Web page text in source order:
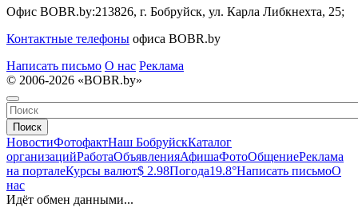
Офис BOBR.by:213826, г. Бобруйск, ул. Карла Либкнехта, 25;
Контактные телефоны офиса BOBR.by
Написать письмо О нас Реклама
© 2006-2026 «BOBR.by»
Поиск
НовостиФотофактНаш БобруйскКаталог
организацийРаботаОбъявленияАфишаФотоОбщениеРеклама
на порталеКурсы валют$ 2.98Погода19.8°Написать письмоО
нас
Идёт обмен данными...